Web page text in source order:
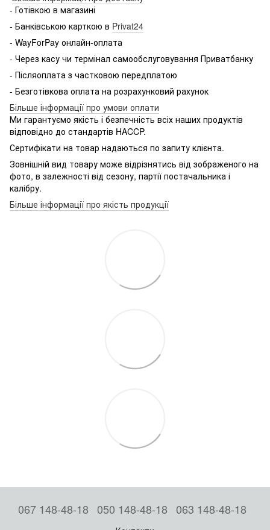
- Готівкою в магазині
- Банківською карткою в Privat24
- WayForPay онлайн-оплата
- Через касу чи термінал самообслуговування Приватбанку
- Післяоплата з частковою передплатою
- Безготівкова оплата на розрахунковий рахунок
Більше інформації про умови оплати
Ми гарантуємо якість і безпечність всіх наших продуктів
відповідно до стандартів HACCP.
Сертифікати на товар надаються по запиту клієнта.
Зовнішній вид товару може відрізнятись від зображеного на
фото, в залежності від сезону, партії постачальника і
калібру.
Більше інформації про якість продукції
067 148-48-18 050 148-48-18 063 148-48-18